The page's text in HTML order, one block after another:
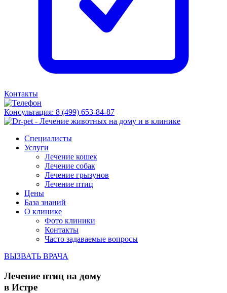
Контакты
Консультация: 8 (499) 653-84-87
Специалисты
Услуги
Лечение кошек
Лечение собак
Лечение грызунов
Лечение птиц
Цены
База знаний
О клинике
Фото клиники
Контакты
Часто задаваемые вопросы
ВЫЗВАТЬ ВРАЧА
Лечение птиц на дому
в Истре